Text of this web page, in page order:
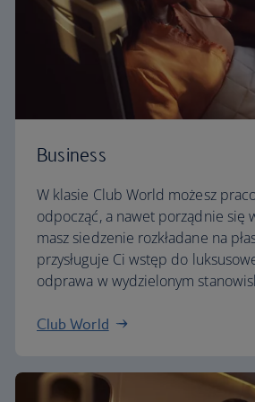
Business
W klasie Club World możesz
odpocząć, a nawet porządnie się
masz siedzenie rozkładane na
przysługuje Ci wstęp do
odprawa w wydzielonym
Club World